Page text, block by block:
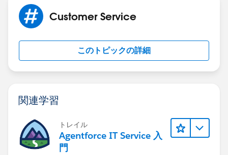
Customer Service
このトピックの詳細
関連学習
トレイル
Agentforce IT Service 入
門